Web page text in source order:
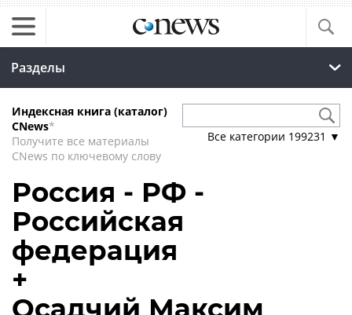
Разделы
Индексная книга (каталог)
CNews*
Получите все материалы
CNews по ключевому слову
Все категории 199231 ▼
Россия - РФ -
Российская
федерация
+